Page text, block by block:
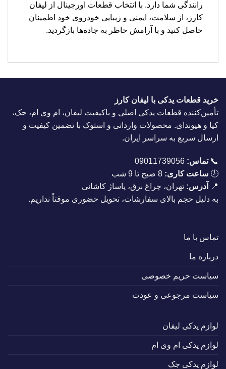
رانندگی شما دارد. با انتخاب قطعات اورجینال از لیفان
کارز، از سلامت، ایمنی و زیبایی خودروی خود اطمینان
حاصل کنید و با آرامش خاطر به جاده‌ها بازگردید.
خرید قطعات یدکی با لیفان کارز
تأمین‌کننده قطعات یدکی اصلی و باکیفیت لیفان، ام وی ام، جک،
کیا و هیوندای. محصولات وارداتی و استوک با تضمین کیفیت و
ارسال سریع به سراسر ایران.
📞تماس: 09011739056
🕗 ساعت کاری:
📍
آدرس: تهران، چراغ برق، پاساژ کاشانی
به دلیل حجم بالای سفارشات، تحویل حضوری موقتاً نداریم.
تماس با ما
درباره ما
سیاست حریم خصوصی
سیاست مرجوعی و عودت
لوازم یدکی لیفان
لوازم یدکی ام وی ام
لوازم یدکی جک